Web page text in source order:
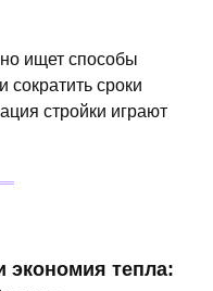
ищет способы
сократить сроки
стройки играют
тепла: